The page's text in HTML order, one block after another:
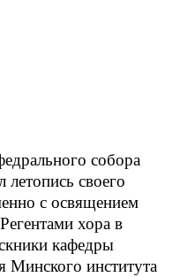
собора
летопись своего
с освящением
хора в
кафедры
Минского института